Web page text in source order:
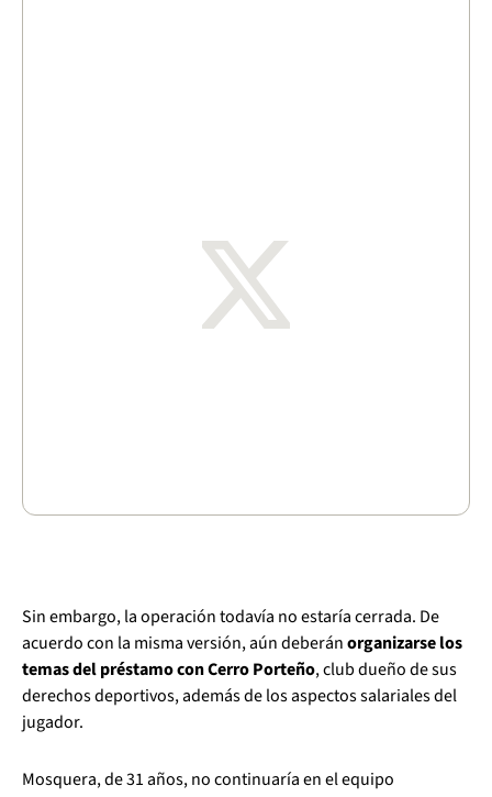
Sin embargo, la operación todavía no estaría cerrada. De
acuerdo con la misma versión, aún deberánorganizarse los
temas del préstamo con Cerro Porteño, club dueño de sus
derechos deportivos, además de los aspectos salariales del
jugador.
Mosquera, de 31 años, no continuaría en el equipo